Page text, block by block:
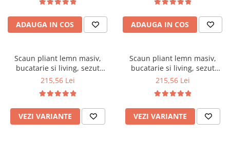
Saltele Latex
Saltele Memory
Saltele 140x200
Saltele 180x200
Top saltele
Top saltele 5 cm
Top saltele 10 cm
Top saltele memory 5 cm
Mobilier birou
Scaune ergonomice
Birouri
Scaune pentru birou
Scaune pentru vizitatori
Mobilier bucatarie
ADAUGA IN COS ADAUGA IN COS
Scaun pliant lemn masiv,
bucatarie si living, sezut
tapitat cu piele ecologica, 100
215,56 Lei
VEZI VARIANTE
Scaun pliant lemn masiv,
bucatarie si living, sezut
tapitat cu piele ecologica, 100
215,56 Lei
VEZI VARIANTE